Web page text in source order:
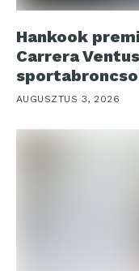
Hankook
Carrera
AUGUSZTUS 3, 2026